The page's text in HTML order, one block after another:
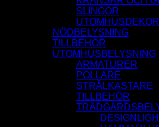
SLINGOR
NÖDBELYSNING
TILLBEHÖR
UTOMHUSBELYSNING
ARMATURER
POLLARE
STRÅLKASTARE
TILLBEHÖR